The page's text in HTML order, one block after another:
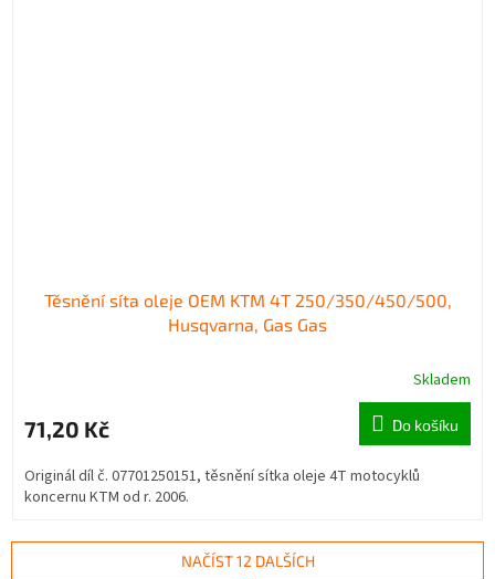
Těsnění síta oleje OEM KTM 4T 250/350/450/500,
Husqvarna, Gas Gas
Skladem
71,20 Kč Do košíku
Originál díl č. 07701250151, těsnění sítka oleje 4T motocyklů
koncernu KTM od r. 2006.
NAČÍST 12 DALŠÍCH